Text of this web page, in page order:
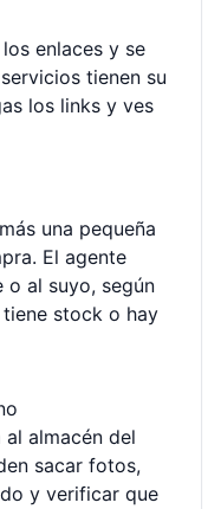
enlaces y se
tienen su
los links y ves
una pequeña
El agente
o al suyo, según
stock o hay
almacén del
sacar fotos,
y verificar que